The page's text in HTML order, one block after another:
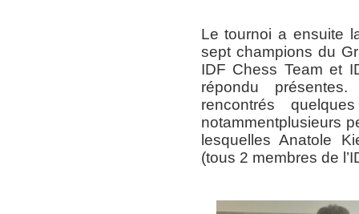
Le tournoi a ensuite
sept champions du
IDF Chess Team et
répondu
rencontrés
notammentplusieurs
lesquelles Anatole
(tous 2 membres de